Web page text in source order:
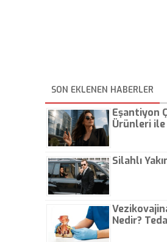
SON EKLENEN HABERLER
Eşantiyon
Ürünleri ile
Silahlı
Nedir?